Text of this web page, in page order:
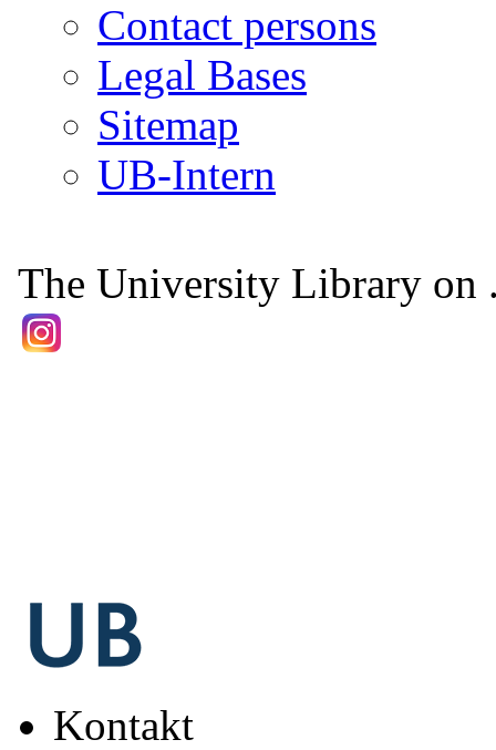
Contact persons
Legal Bases
Sitemap
UB-Intern
The University Library on
Kontakt